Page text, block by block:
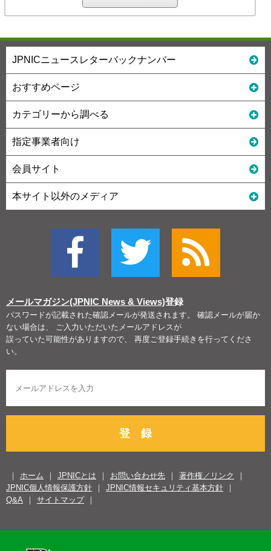
JPNICニュースレターバックナンバー
おすすめページ
カテゴリーから調べる
指定事業者向け
会員サイト
本サイト以外のメディア
メールマガジン(JPNIC News & Views)登録
パスワードが記載された確認メールが発送されます。 確認メールが届か
ない場合は、 ご入力いただいたメールアドレスが
誤っていた可能性がありますので、 再度ご登録手続きを行ってくださ
い。
登 録
ホーム JPNICとは お問い合わせ先
著作権／リンク
JPNIC個人情報保護方針
JPNIC情報セキュリティ基本方針
Q&A
サイトマップ